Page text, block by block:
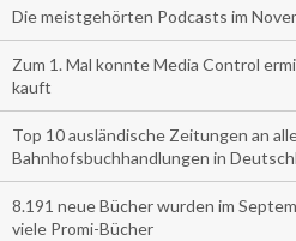
Die meistgehörten Podcasts im
Zum 1. Mal konnte Media Control
kauft
Top 10 ausländische Zeitungen an
Bahnhofsbuchhandlungen in
8.191 neue Bücher wurden im
viele Promi-Bücher